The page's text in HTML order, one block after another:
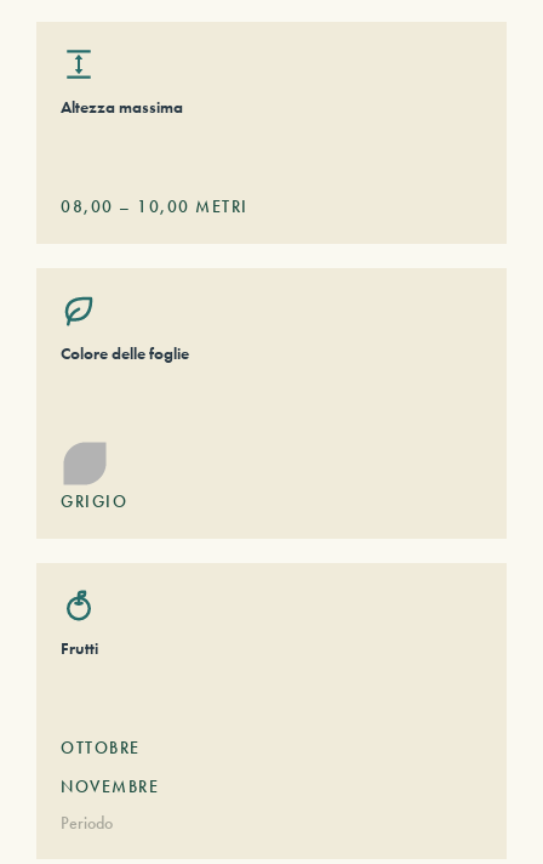
Altezza massima
08,00 – 10,00 METRI
Colore delle foglie
GRIGIO
Frutti
OTTOBRE
NOVEMBRE
Periodo